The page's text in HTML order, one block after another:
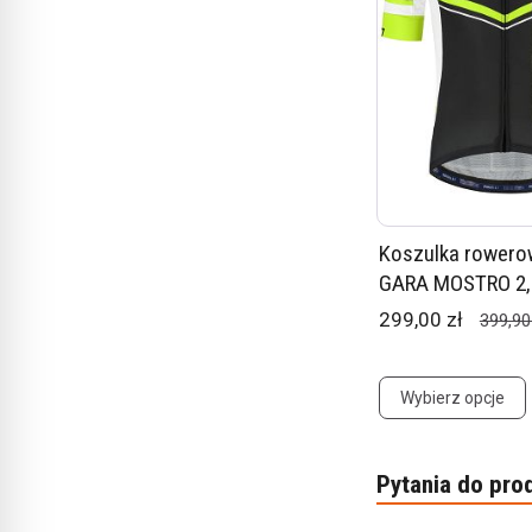
Koszulka
GARA MOSTRO
299,00 zł 399,90
Wybierz opcje
Pytania do